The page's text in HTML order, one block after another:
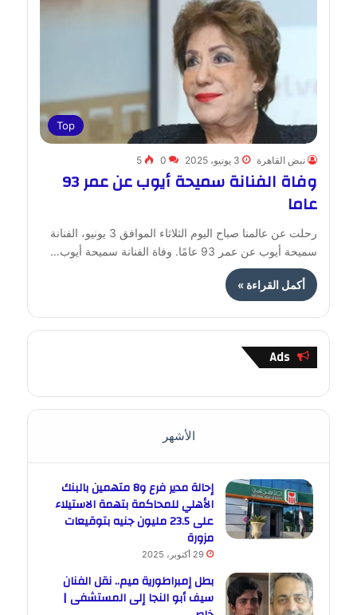
Top
نبض القاهرة 3 يونيو، 2025 0
5
وفاة الفنانة سميحة أيوب عن عمر 93
عاما
رحلت عن عالمنا صباح اليوم الثلاثاء الموافق 3 يونيو، الفنانة
سميحة أيوب عن عمر 93 عامًا. وفاة الفنانة سميحة أيوب…
أكمل القراءة »
Ads
الأشهر
إحالة مدير فرع و8 متهمين بالبنك
الأهلي للمحاكمة بتهمة الاستيلاء
على 23.5 مليون جنيه بتوقيعات
مزورة
29 أكتوبر، 2025
بطل إمبراطورية ميم.. نقل الفنان
سيف أبو النجا إلى المستشفى |